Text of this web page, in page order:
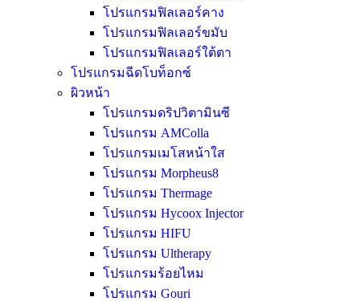
โปรแกรมฟิลเลอร์คาง
โปรแกรมฟิลเลอร์ขมับ
โปรแกรมฟิลเลอร์ใต้ตา
โปรแกรมฉีดโบท็อกซ์
ผิวหน้า
โปรแกรมดริปวิตามินซี
โปรแกรม AMColla
โปรแกรมเมโสหน้าใส
โปรแกรม Morpheus8
โปรแกรม Thermage
โปรแกรม Hycoox Injector
โปรแกรม HIFU
โปรแกรม Ultherapy
โปรแกรมร้อยไหม
โปรแกรม Gouri